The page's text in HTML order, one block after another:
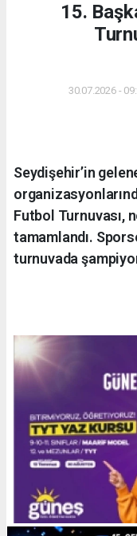
15.
30.07.2026 -
Seydişehir’in
Futbol Turnuvası,
tamamlandı.
turnuvada